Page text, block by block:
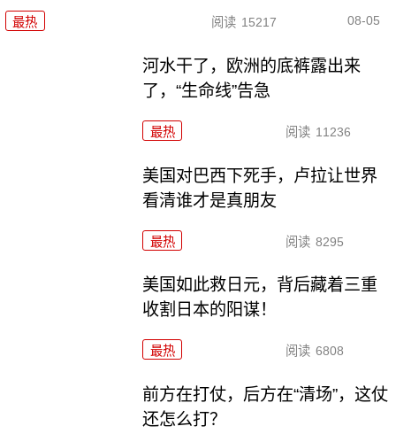
最热 阅读 15217 08-05
河水干了，欧洲的底裤露出来
了，“生命线”告急
最热 阅读 11236
美国对巴西下死手，卢拉让世界
看清谁才是真朋友
最热 阅读 8295
美国如此救日元，背后藏着三重
收割日本的阳谋！
最热 阅读 6808
前方在打仗，后方在“清场”，这仗
还怎么打？